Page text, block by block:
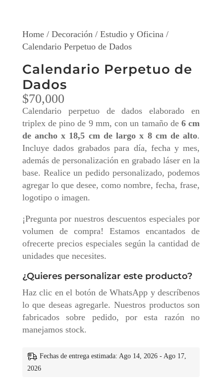
Home/ Decoración / Estudio y Oficina /
Calendario Perpetuo de Dados
Calendario Perpetuo de
Dados
$70,000
Calendario perpetuo de dados elaborado en
triplex de pino de 9 mm, con un tamaño de 6 cm
de ancho x 18,5 cm de largo x 8 cm de alto.
Incluye dados grabados para día, fecha y mes,
además de personalización en grabado láser en la
base. Realice un pedido personalizado, podemos
agregar lo que desee, como nombre, fecha, frase,
logotipo o imagen.
¡Pregunta por nuestros descuentos especiales por
volumen de compra! Estamos encantados de
ofrecerte precios especiales según la cantidad de
unidades que necesites.
¿Quieres personalizar este producto?
Haz clic en el botón de WhatsApp y descríbenos
lo que deseas agregarle. Nuestros productos son
fabricados sobre pedido, por esta razón no
manejamos stock.
Fechas de entrega estimada: Ago 14, 2026 - Ago 17,
2026